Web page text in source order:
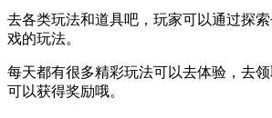
去各类玩法和道具吧，玩家可以通过探
戏的玩法。
每天都有很多精彩玩法可以去体验，去领
可以获得奖励哦。